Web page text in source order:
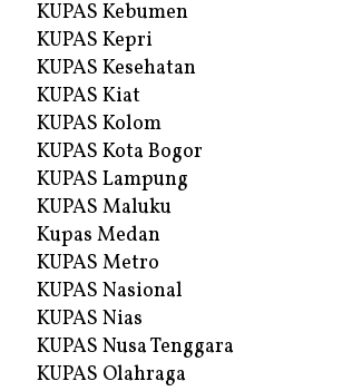
KUPAS Kebumen
KUPAS Kepri
KUPAS Kesehatan
KUPAS Kiat
KUPAS Kolom
KUPAS Kota Bogor
KUPAS Lampung
KUPAS Maluku
Kupas Medan
KUPAS Metro
KUPAS Nasional
KUPAS Nias
KUPAS Nusa Tenggara
KUPAS Olahraga